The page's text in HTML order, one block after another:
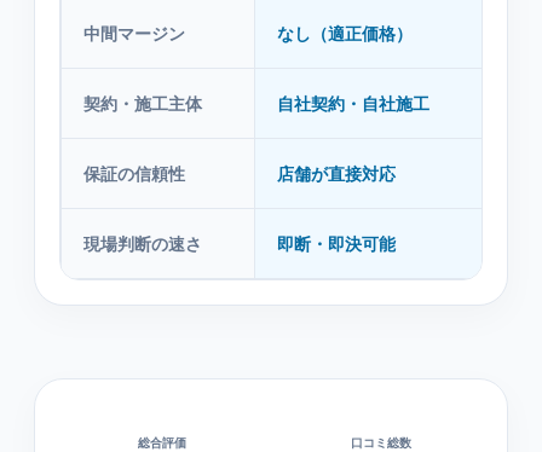
中間マージン なし（適正価格）
契約・施工主体 自社契約・自社施工
保証の信頼性 店舗が直接対応
現場判断の速さ 即断・即決可能
総合評価 口コミ総数